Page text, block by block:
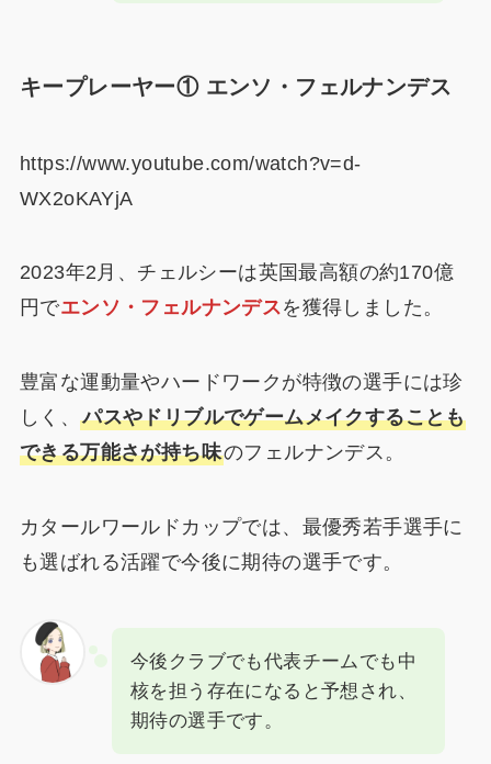
キープレーヤー① エンソ・フェルナンデス
https://www.youtube.com/watch?v=d-
WX2oKAYjA
2023年2月、チェルシーは英国最高額の約170億
円でエンソ・フェルナンデスを獲得しました。
豊富な運動量やハードワークが特徴の選手には珍
しく、パスやドリブルでゲームメイクすることも
できる万能さが持ち味のフェルナンデス。
カタールワールドカップでは、最優秀若手選手に
も選ばれる活躍で今後に期待の選手です。
今後クラブでも代表チームでも中
核を担う存在になると予想され、
期待の選手です。